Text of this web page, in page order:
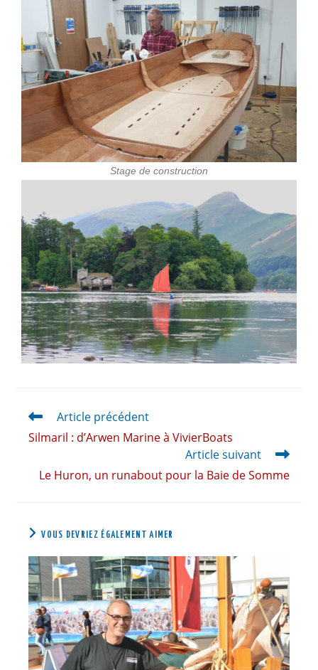
Stage de construction
Article précédent
Silmaril : d’Arwen Marine à VivierBoats
Article suivant
Le Huron, un runabout pour la Baie de Somme
VOUS DEVRIEZ ÉGALEMENT AIMER